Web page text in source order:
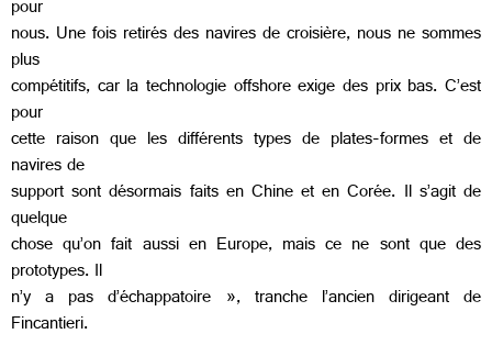
pour
nous. Une fois retirés des navires de croisière, nous ne sommes
plus
compétitifs, car la technologie offshore exige des prix bas. C’est
pour
cette raison que les différents types de plates-formes et de
navires de
support sont désormais faits en Chine et en Corée. Il s’agit de
quelque
chose qu’on fait aussi en Europe, mais ce ne sont que des
prototypes. Il
n’y a pas d’échappatoire », tranche l’ancien dirigeant de
Fincantieri.